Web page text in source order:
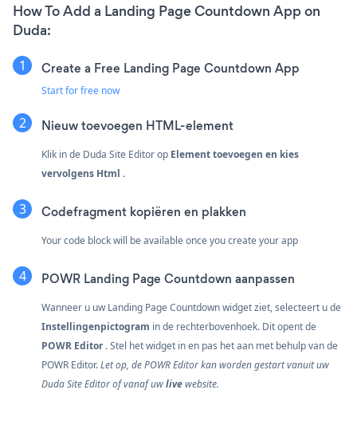
How To Add a Landing Page Countdown App on
Duda:
Create a Free Landing Page Countdown App
Start for free now
Nieuw toevoegen HTML-element
Klik in de Duda Site Editor op Element toevoegen en kies
vervolgens Html .
Codefragment kopiëren en plakken
Your code block will be available once you create your app
POWR Landing Page Countdown aanpassen
Wanneer u uw Landing Page Countdown widget ziet, selecteert u de
Instellingenpictogram in de rechterbovenhoek. Dit opent de
POWR Editor. Stel het widget in en pas het aan met behulp van de
POWR Editor.Let op, de POWR Editor kan worden gestart vanuit uw
Duda Site Editor of vanaf uwlivewebsite.